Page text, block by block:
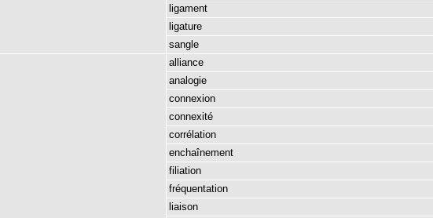
ligament
ligature
sangle
alliance
analogie
connexion
connexité
corrélation
enchaînement
filiation
fréquentation
liaison